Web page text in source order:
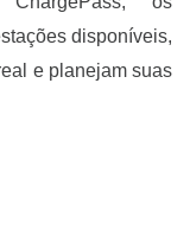
disponíveis,
e planejam suas